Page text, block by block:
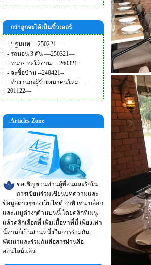
กว่าลูกจะได้เป็นบิ้วเดอร์
- ปฐมบท —250221—
- รถนอน 3 คัน —250321—
- ทนาย จะให้งาน —260321–
- จะซื้อบ้าน --240421--
- ทำงานกะผู้รับเหมาคนใหม่ —
201122—
Articles Zone
ขอเชิญชวนท่านผู้ที่สนและรักใน
การเขียนร่วมเขียนบทความและ
ข้อมูลต่างๆของเว็บไซต์ อาทิ เช่น บล็อก
และเมนูต่างๆด้านบนนี้ โดยคลิกที่เมนู
แล้วคลิกเลือกที่ เพิ่มเนื้อหาที่นี่ เพียงเท่า
นี้ท่านก็เป็นส่วนหนึ่งในการร่วมกัน
พัฒนาและร่วมกันสื่อสารผ่านสื่อ
ออนไลน์แล้ว...